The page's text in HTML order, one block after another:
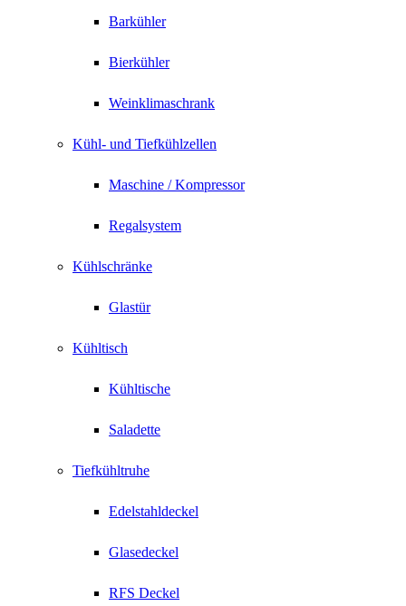
Barkühler
Bierkühler
Weinklimaschrank
Kühl- und Tiefkühlzellen
Maschine / Kompressor
Regalsystem
Kühlschränke
Glastür
Kühltisch
Kühltische
Saladette
Tiefkühltruhe
Edelstahldeckel
Glasedeckel
RFS Deckel